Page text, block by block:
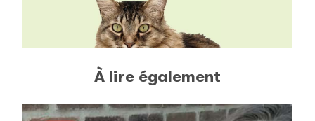
À lire également